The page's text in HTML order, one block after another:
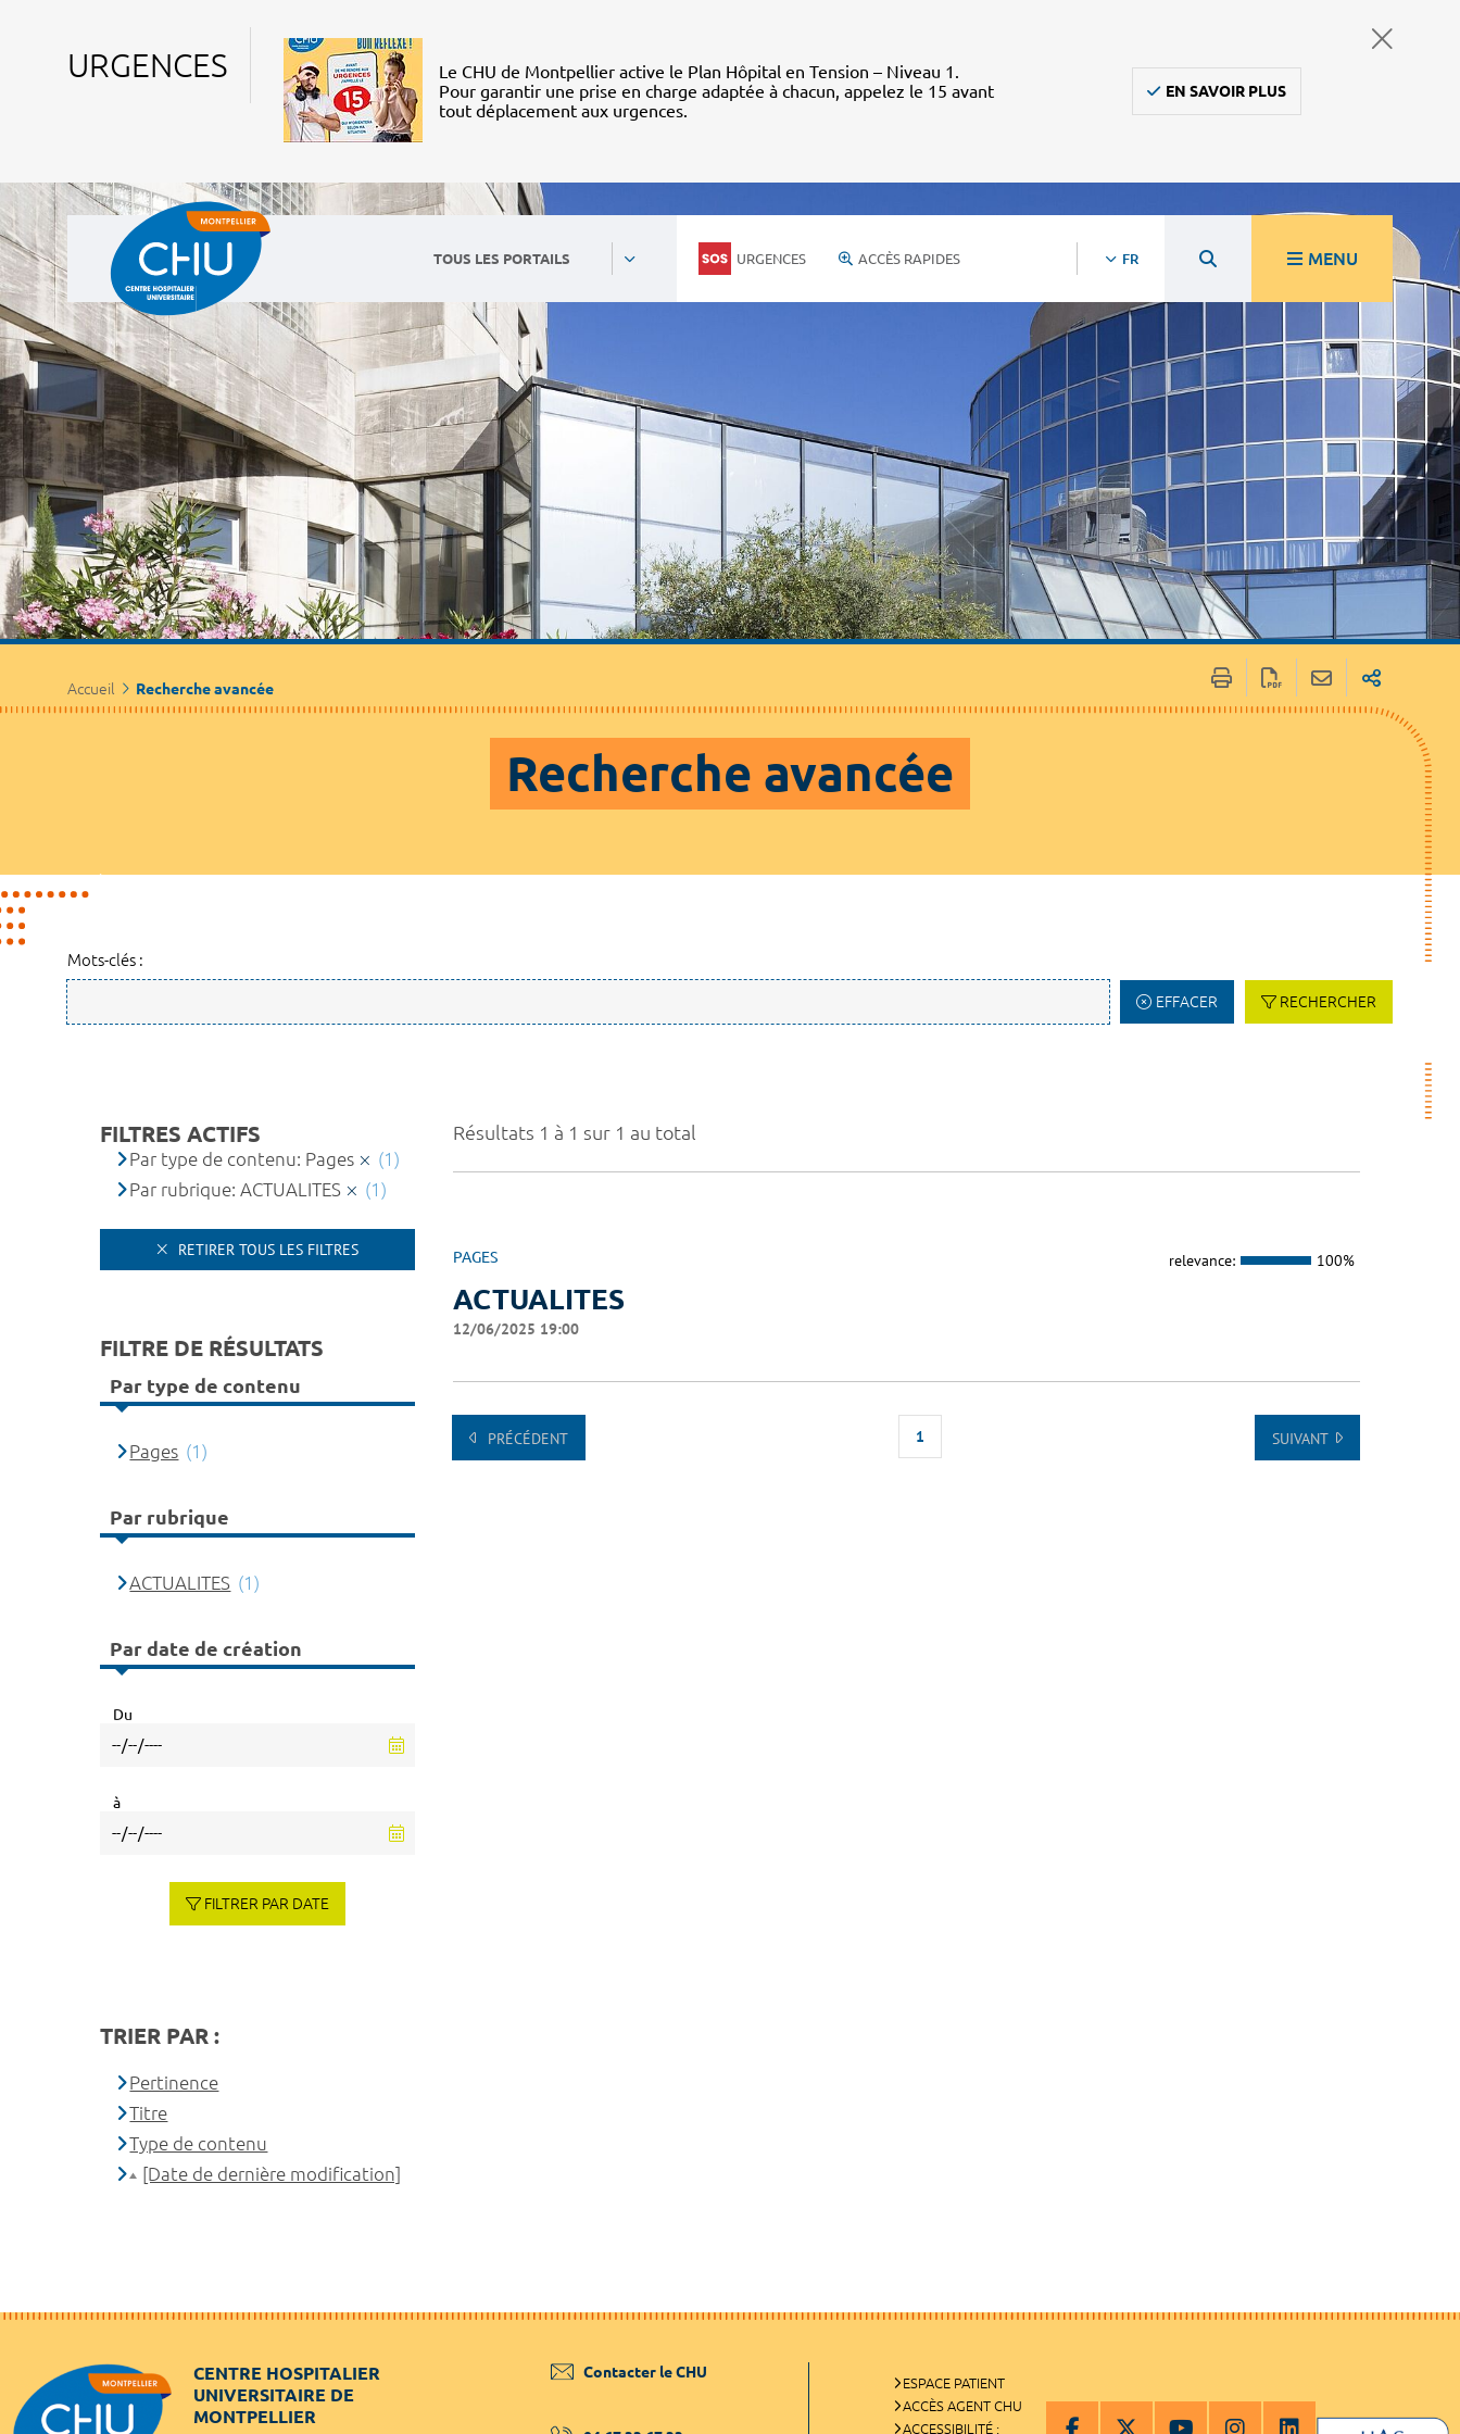
URGENCES
Le CHU de Montpellier active le Plan Hôpital en Tension – Niveau 1.
Pour garantir une prise en charge adaptée à chacun, appelez le 15 avant
tout déplacement aux urgences.
EN SAVOIR PLUS
TOUS LES PORTAILS URGENCES ACCÈS RAPIDES FR MENU
Accueil Recherche avancée
Recherche avancée
Mots-clés :
EFFACER RECHERCHER
Résultats 1 à 1 sur 1 au total
PAGES relevance: 100%
ACTUALITES
12/06/2025 19:00
PRÉCÉDENT 1 SUIVANT
FILTRES ACTIFS
Par type de contenu: Pages
(1)
Par rubrique: ACTUALITES
(1)
RETIRER TOUS LES FILTRES
FILTRE DE RÉSULTATS
Par type de contenu
Pages (1)
Par rubrique
ACTUALITES (1)
Par date de création
Du
à
FILTRER PAR DATE
TRIER PAR :
Pertinence
Titre
Type de contenu
[Date de dernière modification]
CENTRE HOSPITALIER
UNIVERSITAIRE DE
MONTPELLIER
Contacter le CHU
ESPACE PATIENT
ACCÈS AGENT CHU
ACCESSIBILITÉ :